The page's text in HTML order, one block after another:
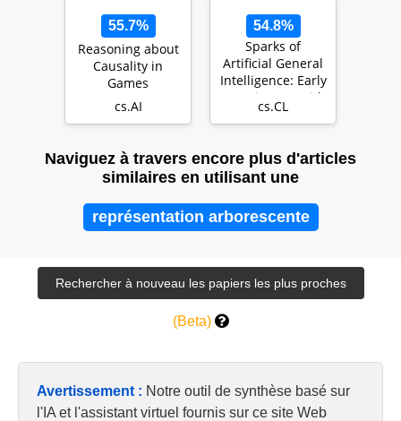
55.7%
Reasoning about
Causality in
Games
cs.AI
54.8%
Sparks of
Artificial General
Intelligence: Early
experiments with
GPT-4
cs.CL
Naviguez à travers encore plus d'articles
similaires en utilisant une
représentation arborescente
(Beta)
Avertissement : Notre outil de synthèse basé sur
l'IA et l'assistant virtuel fournis sur ce site Web